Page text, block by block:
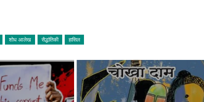
शोध आलेख सैद्धांतिकी हासिल